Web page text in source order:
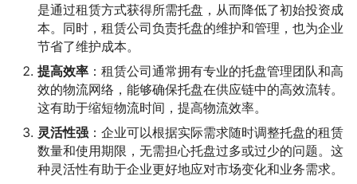
是通过租赁方式获得所需托盘，从而降低了初始投资成
本。同时，租赁公司负责托盘的维护和管理，也为企业
节省了维护成本。
提高效率 ：租赁公司通常拥有专业的托盘管理团队和高
效的物流网络，能够确保托盘在供应链中的高效流转。
这有助于缩短物流时间，提高物流效率。
灵活性强 ：企业可以根据实际需求随时调整托盘的租赁
数量和使用期限，无需担心托盘过多或过少的问题。这
种灵活性有助于企业更好地应对市场变化和业务需求。